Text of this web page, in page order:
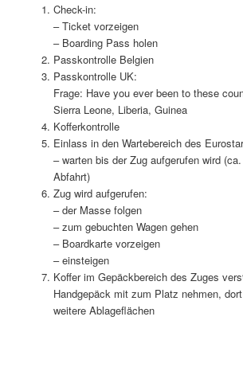
Check-in:
– Ticket vorzeigen
– Boarding Pass holen
Passkontrolle Belgien
Passkontrolle UK:
Frage: Have you ever been to these
Sierra Leone, Liberia, Guinea
Kofferkontrolle
Einlass in den Wartebereich des
– warten bis der Zug aufgerufen wird
Abfahrt)
Zug wird aufgerufen:
– der Masse folgen
– zum gebuchten Wagen gehen
– Boardkarte vorzeigen
– einsteigen
Koffer im Gepäckbereich des Zuges
Handgepäck mit zum Platz nehmen,
weitere Ablageflächen